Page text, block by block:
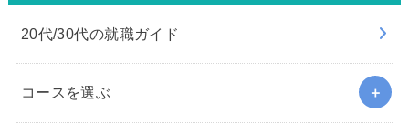
20代/30代の就職ガイド
コースを選ぶ